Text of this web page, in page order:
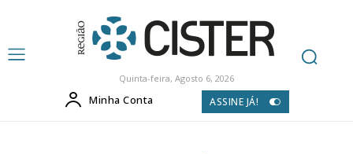
Quinta-feira, Agosto 6, 2026
Minha Conta ASSINE JÁ!